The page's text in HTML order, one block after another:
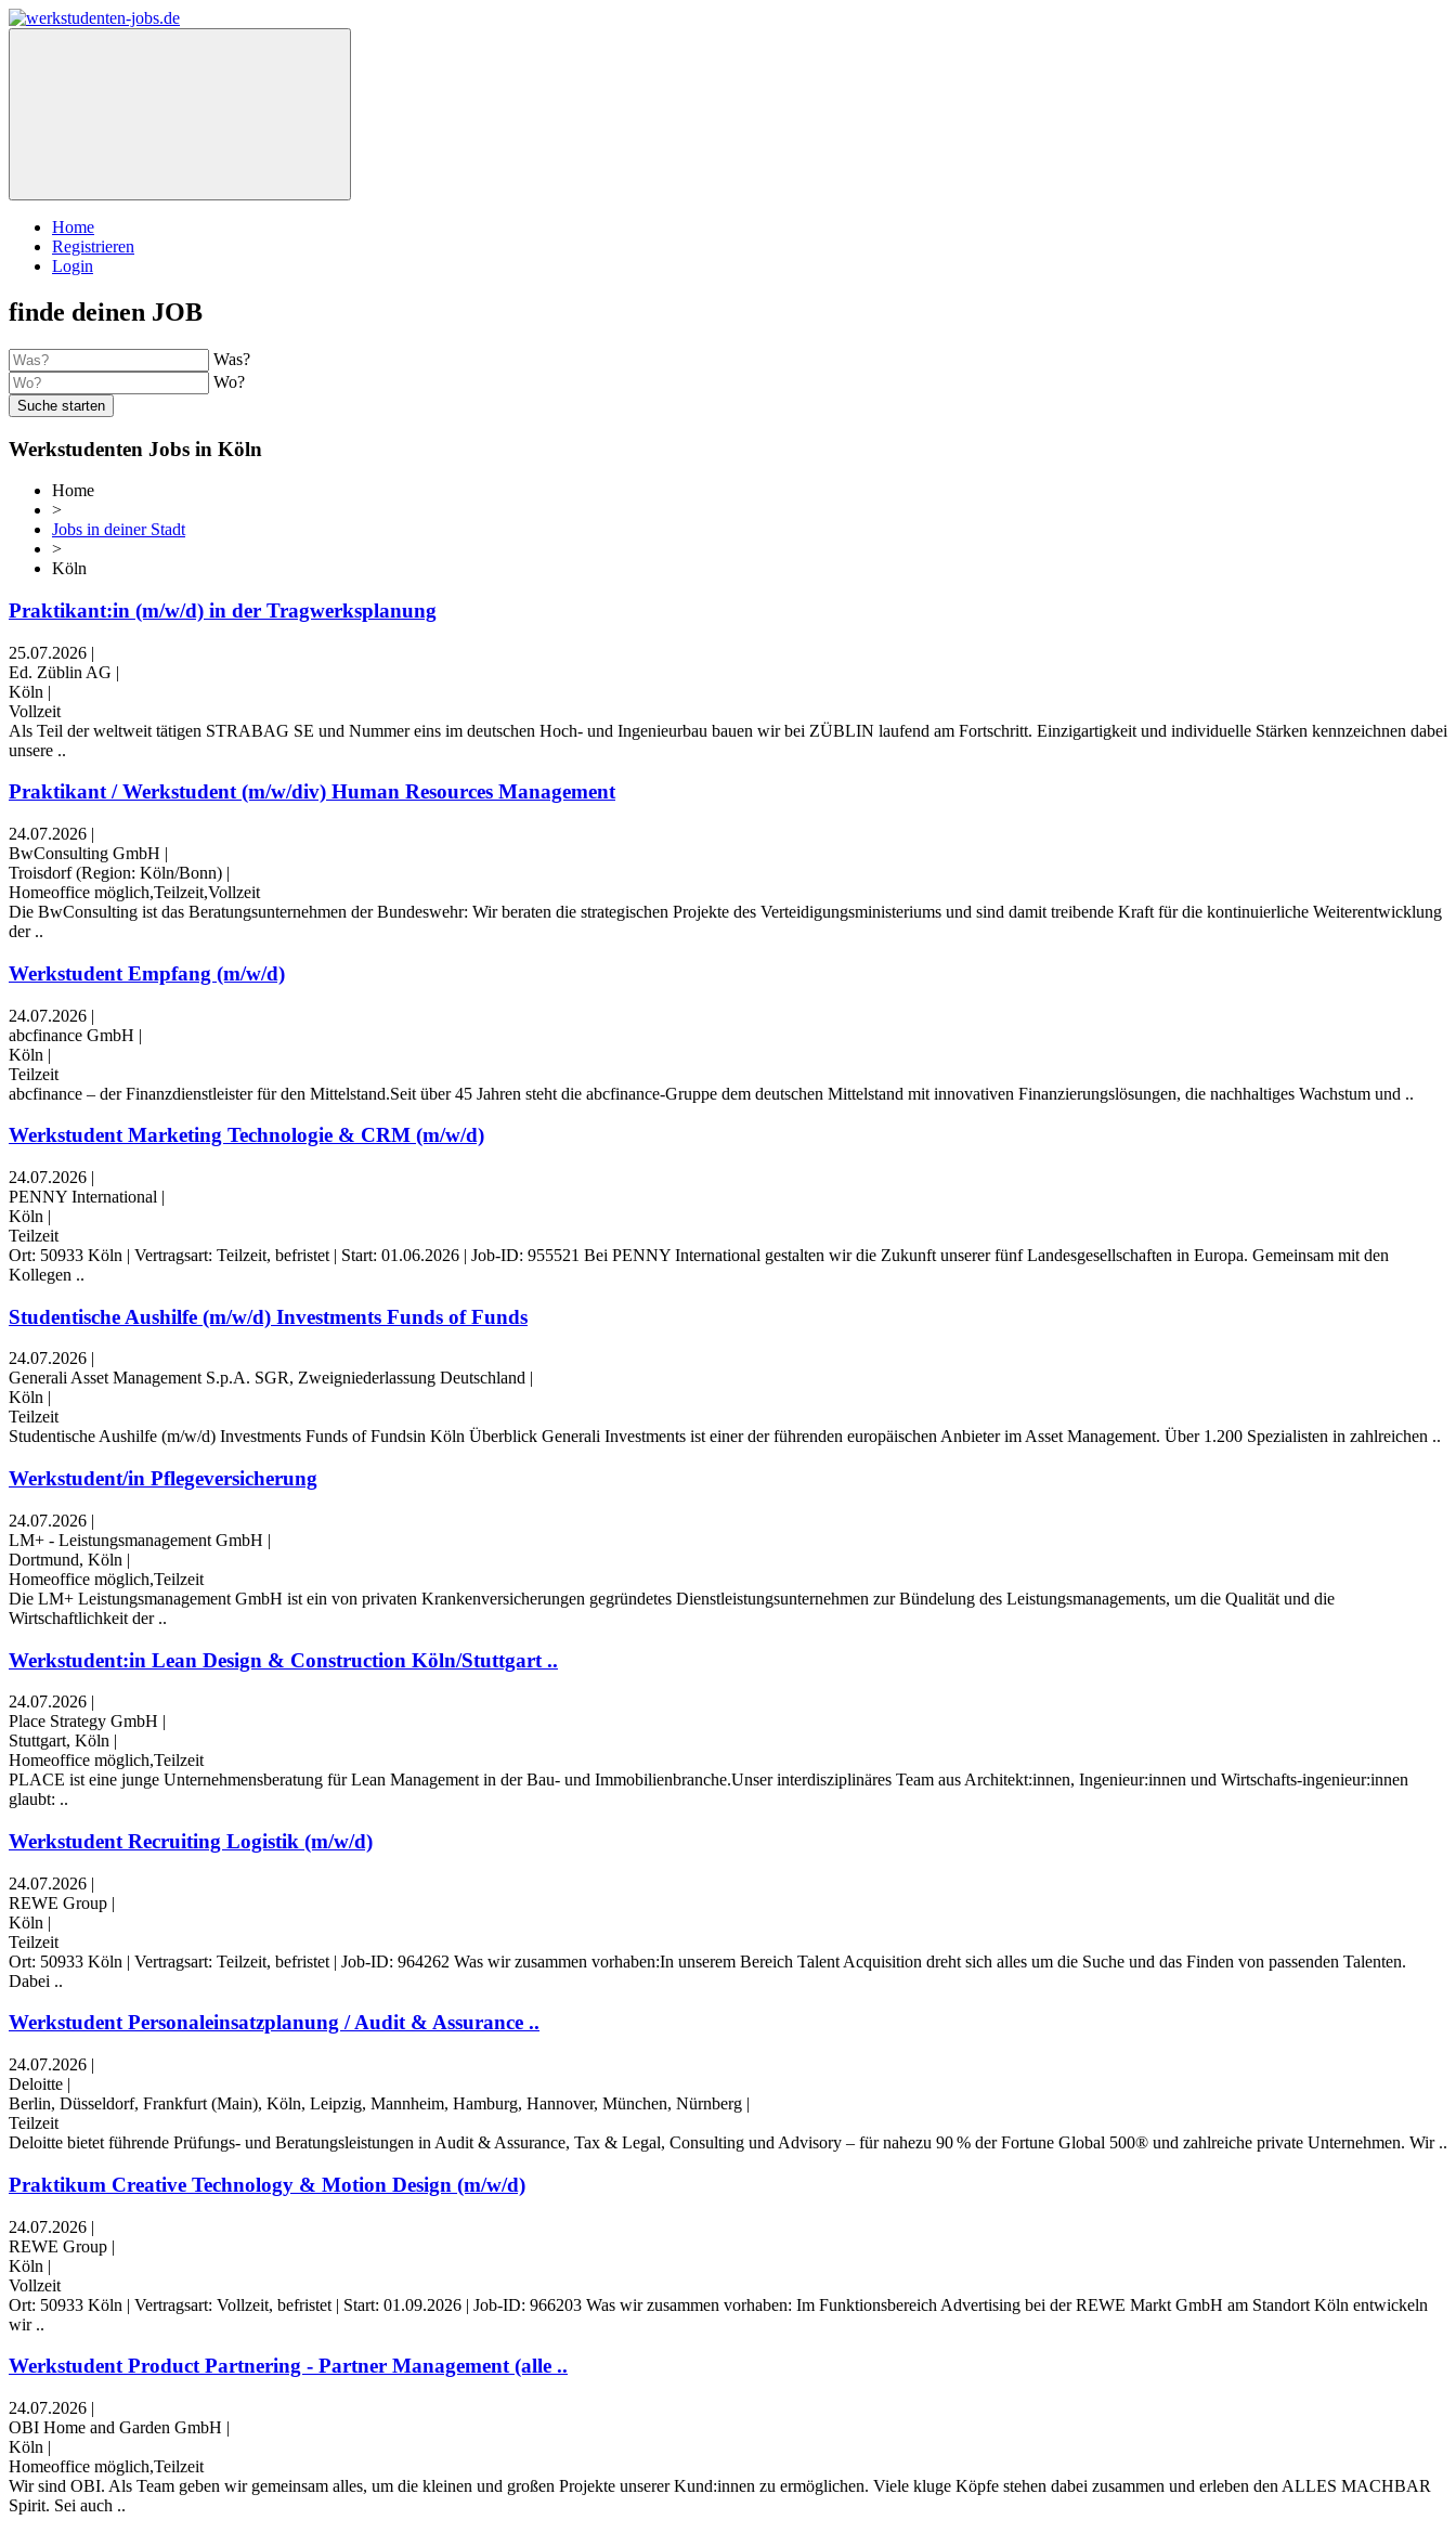
Home
Registrieren
Login
finde deinen JOB
Was?
Wo?
Suche starten
Werkstudenten Jobs in Köln
Home
>
Jobs in deiner Stadt
>
Köln
Praktikant:in (m/w/d) in der Tragwerksplanung
25.07.2026 |
Ed. Züblin AG |
Köln |
Vollzeit
Als Teil der weltweit tätigen STRABAG SE und Nummer eins im deutschen Hoch- und Ingenieurbau bauen wir bei ZÜBLIN laufend am Fortschritt. Einzigartigkeit und individuelle Stärken kennzeichnen dabei
unsere ..
Praktikant / Werkstudent (m/w/div) Human Resources Management
24.07.2026 |
BwConsulting GmbH |
Troisdorf (Region: Köln/Bonn) |
Homeoffice möglich,Teilzeit,Vollzeit
Die BwConsulting ist das Beratungsunternehmen der Bundeswehr: Wir beraten die strategischen Projekte des Verteidigungsministeriums und sind damit treibende Kraft für die kontinuierliche Weiterentwicklung
der ..
Werkstudent Empfang (m/w/d)
24.07.2026 |
abcfinance GmbH |
Köln |
Teilzeit
abcfinance – der Finanzdienstleister für den Mittelstand.Seit über 45 Jahren steht die abcfinance-Gruppe dem deutschen Mittelstand mit innovativen Finanzierungslösungen, die nachhaltiges Wachstum und ..
Werkstudent Marketing Technologie & CRM (m/w/d)
24.07.2026 |
PENNY International |
Köln |
Teilzeit
Ort: 50933 Köln | Vertragsart: Teilzeit, befristet | Start: 01.06.2026 | Job-ID: 955521 Bei PENNY International gestalten wir die Zukunft unserer fünf Landesgesellschaften in Europa. Gemeinsam mit den
Kollegen ..
Studentische Aushilfe (m/w/d) Investments Funds of Funds
24.07.2026 |
Generali Asset Management S.p.A. SGR, Zweigniederlassung Deutschland |
Köln |
Teilzeit
Studentische Aushilfe (m/w/d) Investments Funds of Fundsin Köln Überblick Generali Investments ist einer der führenden europäischen Anbieter im Asset Management. Über 1.200 Spezialisten in zahlreichen ..
Werkstudent/in Pflegeversicherung
24.07.2026 |
LM+ - Leistungsmanagement GmbH |
Dortmund, Köln |
Homeoffice möglich,Teilzeit
Die LM+ Leistungsmanagement GmbH ist ein von privaten Krankenversicherungen gegründetes Dienstleistungsunternehmen zur Bündelung des Leistungsmanagements, um die Qualität und die
Wirtschaftlichkeit der ..
Werkstudent:in Lean Design & Construction Köln/Stuttgart ..
24.07.2026 |
Place Strategy GmbH |
Stuttgart, Köln |
Homeoffice möglich,Teilzeit
PLACE ist eine junge Unternehmensberatung für Lean Management in der Bau- und Immobilienbranche.Unser interdisziplinäres Team aus Architekt:innen, Ingenieur:innen und Wirtschafts-ingenieur:innen
glaubt: ..
Werkstudent Recruiting Logistik (m/w/d)
24.07.2026 |
REWE Group |
Köln |
Teilzeit
Ort: 50933 Köln | Vertragsart: Teilzeit, befristet | Job-ID: 964262 Was wir zusammen vorhaben:In unserem Bereich Talent Acquisition dreht sich alles um die Suche und das Finden von passenden Talenten.
Dabei ..
Werkstudent Personaleinsatzplanung / Audit & Assurance ..
24.07.2026 |
Deloitte |
Berlin, Düsseldorf, Frankfurt (Main), Köln, Leipzig, Mannheim, Hamburg, Hannover, München, Nürnberg |
Teilzeit
Deloitte bietet führende Prüfungs- und Beratungsleistungen in Audit & Assurance, Tax & Legal, Consulting und Advisory – für nahezu 90 % der Fortune Global 500® und zahlreiche private Unternehmen. Wir ..
Praktikum Creative Technology & Motion Design (m/w/d)
24.07.2026 |
REWE Group |
Köln |
Vollzeit
Ort: 50933 Köln | Vertragsart: Vollzeit, befristet | Start: 01.09.2026 | Job-ID: 966203 Was wir zusammen vorhaben: Im Funktionsbereich Advertising bei der REWE Markt GmbH am Standort Köln entwickeln
wir ..
Werkstudent Product Partnering - Partner Management (alle ..
24.07.2026 |
OBI Home and Garden GmbH |
Köln |
Homeoffice möglich,Teilzeit
Wir sind OBI. Als Team geben wir gemeinsam alles, um die kleinen und großen Projekte unserer Kund:innen zu ermöglichen. Viele kluge Köpfe stehen dabei zusammen und erleben den ALLES MACHBAR
Spirit. Sei auch ..